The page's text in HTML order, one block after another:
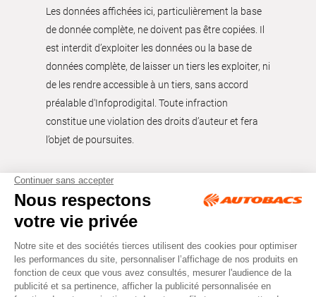
Les données affichées ici, particulièrement la base
de donnée complète, ne doivent pas être copiées. Il
est interdit d’exploiter les données ou la base de
données complète, de laisser un tiers les exploiter, ni
de les rendre accessible à un tiers, sans accord
préalable d'Infoprodigital. Toute infraction
constitue une violation des droits d’auteur et fera
l’objet de poursuites.
Tous droits réservés © Autobacs